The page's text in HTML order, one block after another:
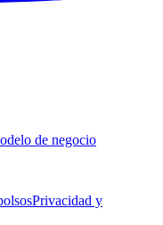
de negocio
Privacidad y